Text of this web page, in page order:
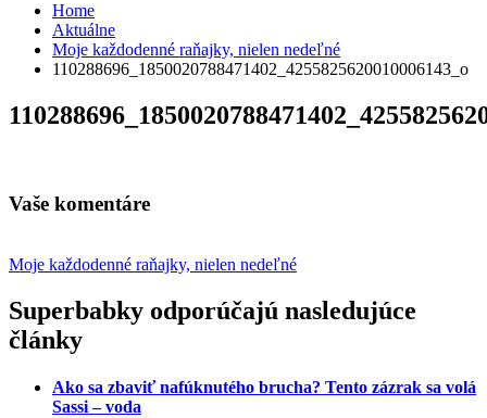
Home
Aktuálne
Moje každodenné raňajky, nielen nedeľné
110288696_1850020788471402_4255825620010006143_o
Vaše komentáre
Navigácia
v
článku
Moje každodenné raňajky, nielen nedeľné
Superbabky odporúčajú nasledujúce
články
Ako sa zbaviť nafúknutého brucha? Tento zázrak sa volá
Sassi – voda